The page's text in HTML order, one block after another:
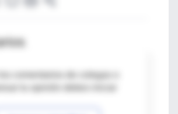
comentarios de colegas o